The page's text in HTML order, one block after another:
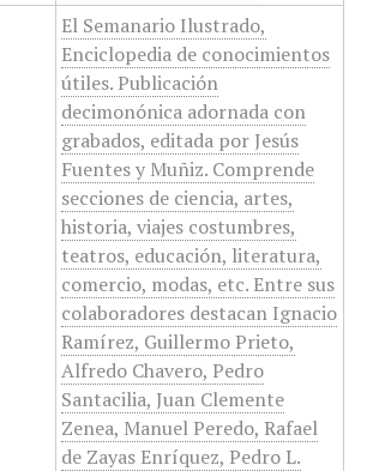
El Semanario Ilustrado,
Enciclopedia de conocimientos
útiles. Publicación
decimonónica adornada con
grabados, editada por Jesús
Fuentes y Muñiz. Comprende
secciones de ciencia, artes,
historia, viajes costumbres,
teatros, educación, literatura,
comercio, modas, etc. Entre sus
colaboradores destacan Ignacio
Ramírez, Guillermo Prieto,
Alfredo Chavero, Pedro
Santacilia, Juan Clemente
Zenea, Manuel Peredo, Rafael
de Zayas Enríquez, Pedro L.